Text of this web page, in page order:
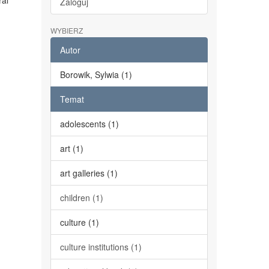
WYBIERZ
Autor
Borowik, Sylwia (1)
Temat
adolescents (1)
art (1)
art galleries (1)
children (1)
culture (1)
culture institutions (1)